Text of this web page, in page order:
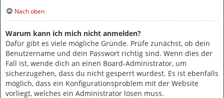
Nach oben
Warum kann ich mich nicht anmelden?
Dafür gibt es viele mögliche Gründe. Prüfe zunächst, ob dein
Benutzername und dein Passwort richtig sind. Wenn dies der
Fall ist, wende dich an einen Board-Administrator, um
sicherzugehen, dass du nicht gesperrt wurdest. Es ist ebenfalls
möglich, dass ein Konfigurationsproblem mit der Website
vorliegt, welches ein Administrator lösen muss.